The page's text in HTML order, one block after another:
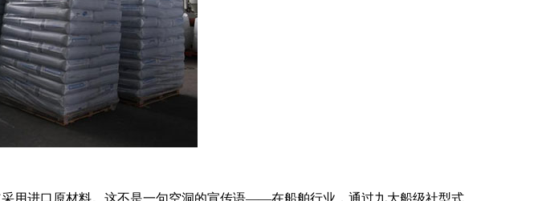
用进口原材料。这不是一句空洞的宣传语——在船舶行业，通过九大船级社型式